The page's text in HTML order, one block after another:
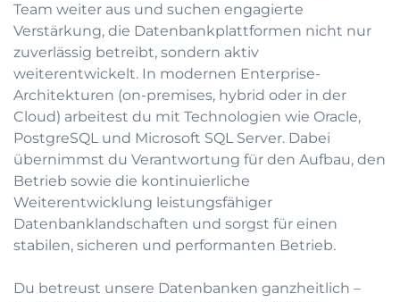
Team weiter aus und suchen engagierte
Verstärkung, die Datenbankplattformen nicht nur
zuverlässig betreibt, sondern aktiv
weiterentwickelt. In modernen Enterprise-
Architekturen (on-premises, hybrid oder in der
Cloud) arbeitest du mit Technologien wie Oracle,
PostgreSQL und Microsoft SQL Server. Dabei
übernimmst du Verantwortung für den Aufbau, den
Betrieb sowie die kontinuierliche
Weiterentwicklung leistungsfähiger
Datenbanklandschaften und sorgst für einen
stabilen, sicheren und performanten Betrieb.
Du betreust unsere Datenbanken ganzheitlich –